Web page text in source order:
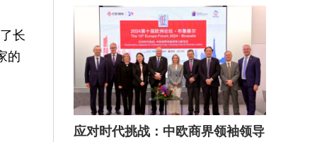
长
的
应对时代挑战：中欧商界领袖领导